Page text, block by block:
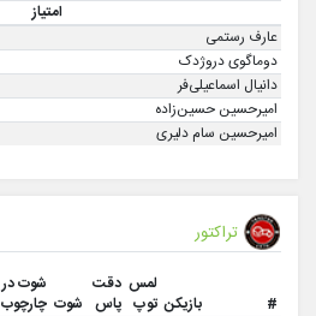
امتیاز
عارف رستمی
دوماگوی دروژدک
دانیال اسماعیلی‌فر
امیرحسین حسین‌زاده
امیرحسین سام دلیری
تراکتور
# بازیکن
لمس
توپ
دقت
پاس شوت
شوت در
چارچوب